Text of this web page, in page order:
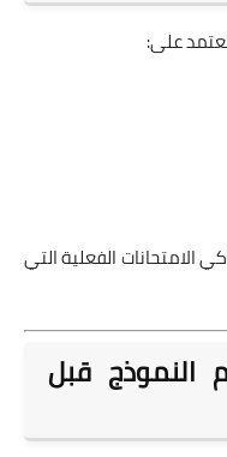
على:
الامتحانات الفعلية التي
النموذج قبل